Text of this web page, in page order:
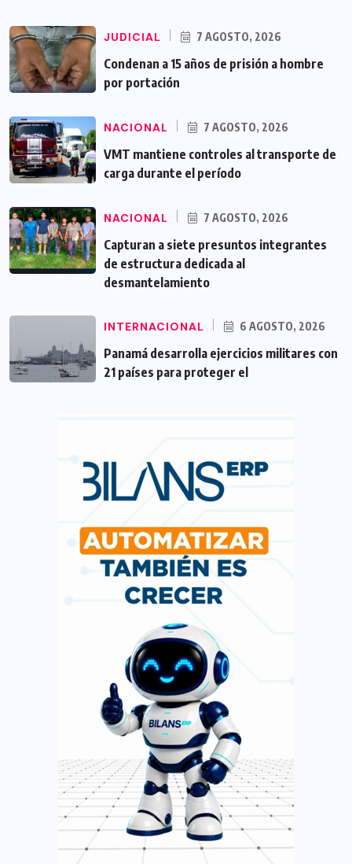
JUDICIAL 7 AGOSTO, 2026
Condenan a 15 años de prisión a hombre
por portación
NACIONAL 7 AGOSTO, 2026
VMT mantiene controles al transporte de
carga durante el período
NACIONAL 7 AGOSTO, 2026
Capturan a siete presuntos integrantes
de estructura dedicada al
desmantelamiento
INTERNACIONAL 6 AGOSTO, 2026
Panamá desarrolla ejercicios militares con
21 países para proteger el